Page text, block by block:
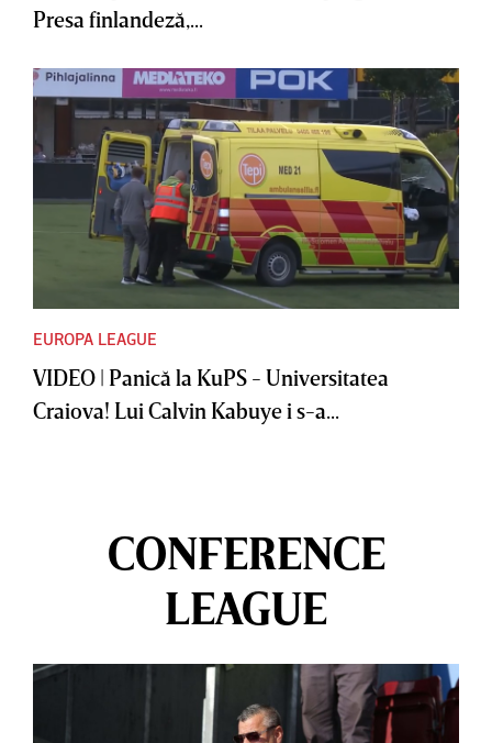
Presa finlandeză,...
EUROPA LEAGUE
VIDEO | Panică la KuPS - Universitatea
Craiova! Lui Calvin Kabuye i s-a...
CONFERENCE
LEAGUE